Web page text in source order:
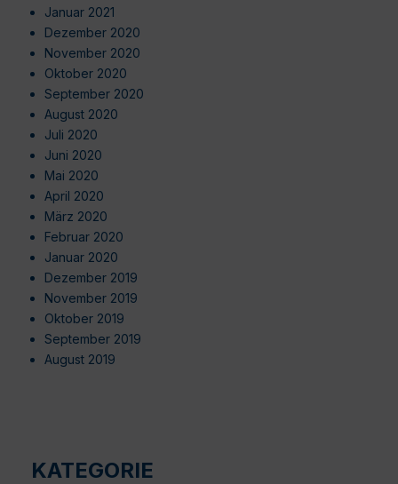
Januar 2021
Dezember 2020
November 2020
Oktober 2020
September 2020
August 2020
Juli 2020
Juni 2020
Mai 2020
April 2020
März 2020
Februar 2020
Januar 2020
Dezember 2019
November 2019
Oktober 2019
September 2019
August 2019
KATEGORIE